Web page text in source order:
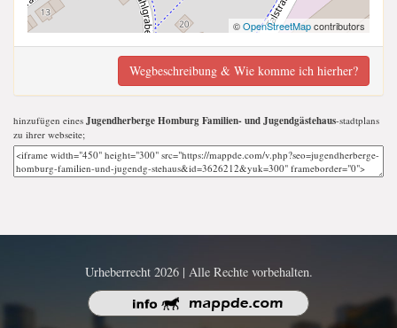
©OpenStreetMapcontributors
Wegbeschreibung & Wie komme ich hierher?
hinzufügen eines Jugendherberge Homburg Familien- und Jugendgästehaus-stadtplans
zu ihrer webseite;
Urheberrecht 2026 | Alle Rechte vorbehalten.